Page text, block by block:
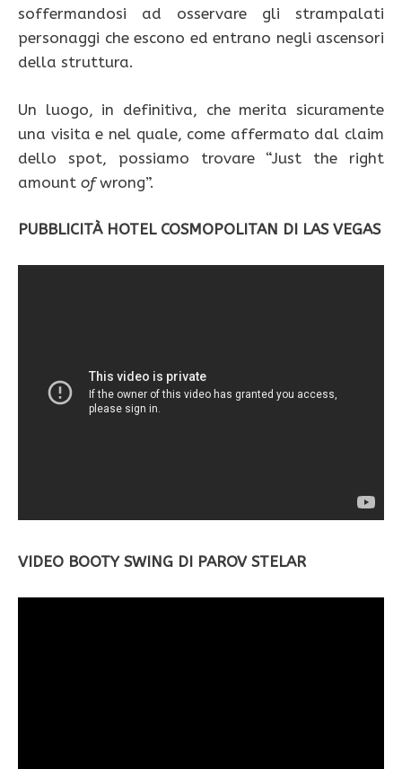
soffermandosi ad osservare gli strampalati
personaggi che escono ed entrano negli ascensori
della struttura.
Un luogo, in definitiva, che merita sicuramente
una visita e nel quale, come affermato dal claim
dello spot, possiamo trovare “Just the right
amount ofwrong”.
PUBBLICITÀ HOTEL COSMOPOLITAN DI LAS VEGAS
VIDEO BOOTY SWING DI PAROV STELAR